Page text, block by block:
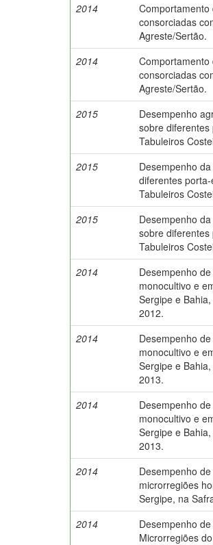
2014
Comportamento
consorciadas
Agreste/Sertão.
2014
Comportamento
consorciadas
Agreste/Sertão.
2015
Desempenho
sobre
Tabuleiros
2015
Desempenho
diferentes
Tabuleiros
2015
Desempenho
sobre
Tabuleiros
2014
Desempenho
monocultivo e
Sergipe e
2012.
2014
Desempenho
monocultivo e
Sergipe e
2013.
2014
Desempenho
monocultivo e
Sergipe e
2013.
2014
Desempenho
microrregiões
Sergipe, na
2014
Desempenho
Microrregiões